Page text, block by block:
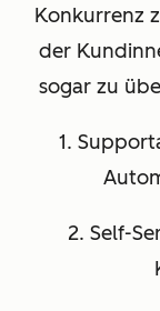
Konkurrenz
der
sogar zu
1.
2. Self-